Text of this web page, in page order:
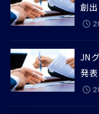
創出
JN
発表